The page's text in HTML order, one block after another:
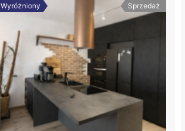
Wyróżniony Sprzedaż